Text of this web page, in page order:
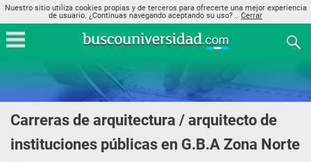
Nuestro sitio utiliza cookies propias y de terceros para ofrecerte una mejor experiencia
de usuario. ¿Continuas navegando aceptando su uso? .. Cerrar
Carreras de arquitectura / arquitecto de
instituciones públicas en G.B.A Zona Norte